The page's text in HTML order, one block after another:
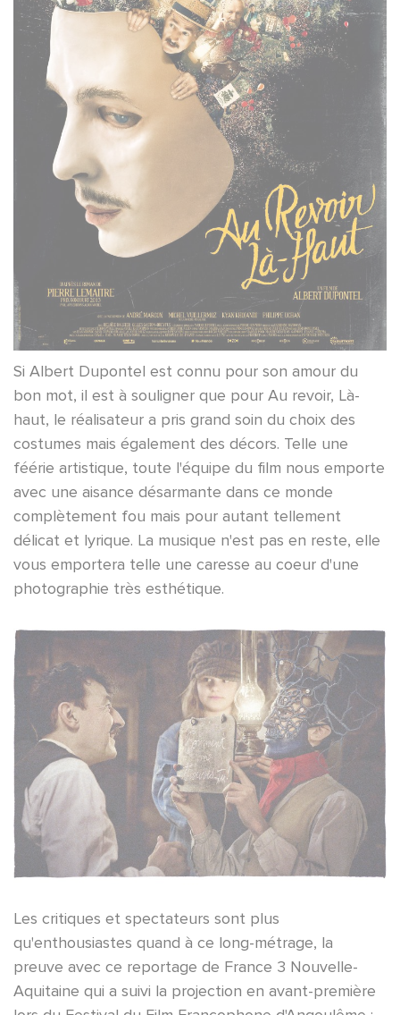
Si Albert Dupontel est connu pour son amour du
bon mot, il est à souligner que pour Au revoir, Là-
haut, le réalisateur a pris grand soin du choix des
costumes mais également des décors. Telle une
féérie artistique, toute l'équipe du film nous emporte
avec une aisance désarmante dans ce monde
complètement fou mais pour autant tellement
délicat et lyrique. La musique n'est pas en reste, elle
vous emportera telle une caresse au coeur d'une
photographie très esthétique.
Les critiques et spectateurs sont plus
qu'enthousiastes quand à ce long-métrage, la
preuve avec ce reportage de France 3 Nouvelle-
Aquitaine qui a suivi la projection en avant-première